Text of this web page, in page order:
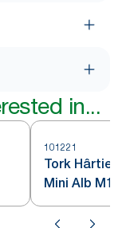
in...
101221
Tork Hârtie
Mini Alb M1